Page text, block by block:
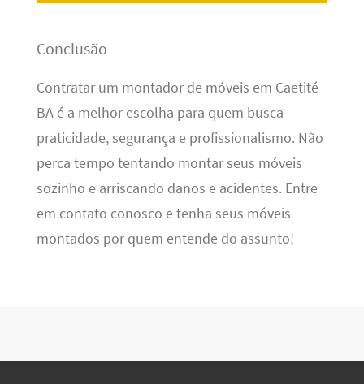
Conclusão
Contratar um montador de móveis em Caetité
BA é a melhor escolha para quem busca
praticidade, segurança e profissionalismo. Não
perca tempo tentando montar seus móveis
sozinho e arriscando danos e acidentes. Entre
em contato conosco e tenha seus móveis
montados por quem entende do assunto!